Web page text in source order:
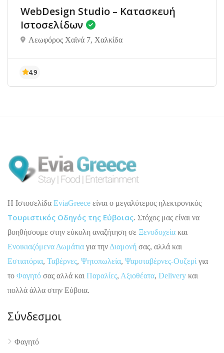
WebDesign Studio – Κατασκευή
Ιστοσελίδων
Λεωφόρος Χαϊνά 7, Χαλκίδα
H Ιστοσελίδα EviaGreece είναι ο μεγαλύτερος ηλεκτρονικός
Τουριστικός Οδηγός της Εύβοιας. Στόχος μας είναι να
βοηθήσουμε στην εύκολη αναζήτηση σε Ξενοδοχεία και
Ενοικιαζόμενα Δωμάτια για την Διαμονή σας, αλλά και
Εστιατόρια, Ταβέρνες, Ψητοπωλεία, Ψαροταβέρνες-Ουζερί για
το Φαγητό σας αλλά και Παραλίες, Αξιοθέατα, Delivery και
πολλά άλλα στην Εύβοια.
Σύνδεσμοι
Φαγητό